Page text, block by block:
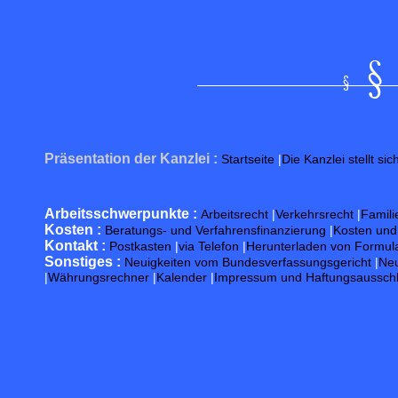
Präsentation der Kanzlei : Startseite |Die Kanzlei stellt
Arbeitsschwerpunkte : Arbeitsrecht |Verkehrsrecht |
Kosten : Beratungs- und Verfahrensfinanzierung |Kosten
Kontakt : Postkasten |via Telefon |Herunterladen von
Sonstiges : Neuigkeiten vom Bundesverfassungsgericht |
|Währungsrechner |Kalender |Impressum und